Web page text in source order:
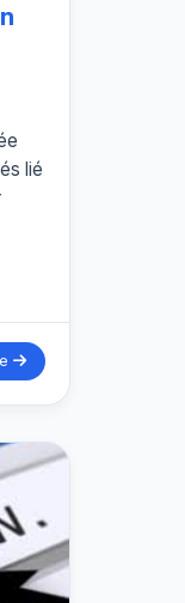
lié